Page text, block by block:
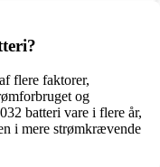
flere faktorer,
og
batteri vare i flere år,
i mere strømkrævende